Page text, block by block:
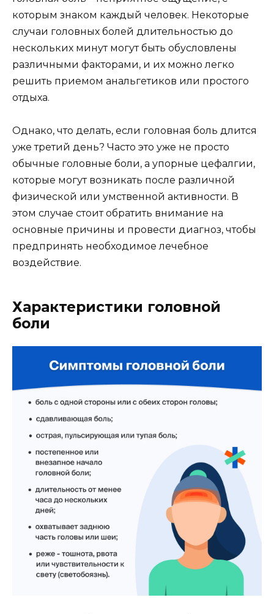
которым знаком каждый человек. Некоторые
случаи головных болей длительностью до
нескольких минут могут быть обусловлены
различными факторами, и их можно легко
решить приемом анальгетиков или простого
отдыха.
Однако, что делать, если головная боль длится
уже третий день? Часто это уже не просто
обычные головные боли, а упорные цефалгии,
которые могут возникать после различной
физической или умственной активности. В
этом случае стоит обратить внимание на
основные причины и провести диагноз, чтобы
предпринять необходимое лечебное
воздействие.
Характеристики головной
боли